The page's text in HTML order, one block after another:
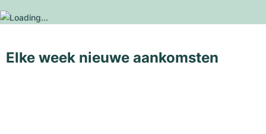
Elke week nieuwe aankomsten